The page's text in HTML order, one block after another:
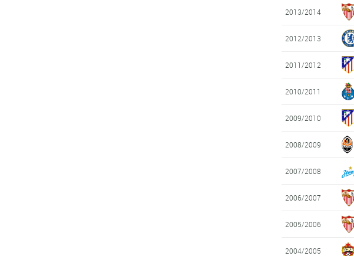
2013/2014
2012/2013
2011/2012
2010/2011
2009/2010
2008/2009
2007/2008
2006/2007
2005/2006
2004/2005